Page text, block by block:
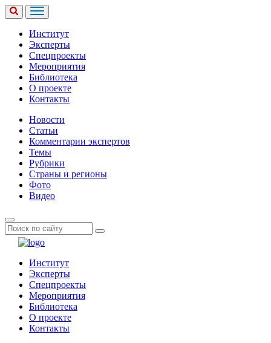
Институт
Эксперты
Спецпроекты
Мероприятия
Библиотека
О проекте
Контакты
Новости
Статьи
Комментарии экспертов
Темы
Рубрики
Страны и регионы
Фото
Видео
Институт
Эксперты
Спецпроекты
Мероприятия
Библиотека
О проекте
Контакты